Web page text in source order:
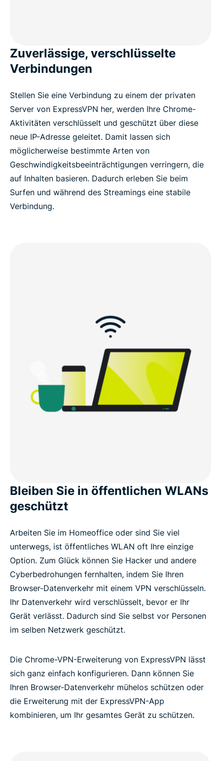
Zuverlässige, verschlüsselte
Verbindungen
Stellen Sie eine Verbindung zu einem der privaten
Server von ExpressVPN her, werden Ihre Chrome-
Aktivitäten verschlüsselt und geschützt über diese
neue IP-Adresse geleitet. Damit lassen sich
möglicherweise bestimmte Arten von
Geschwindigkeitsbeeinträchtigungen verringern, die
auf Inhalten basieren. Dadurch erleben Sie beim
Surfen und während des Streamings eine stabile
Verbindung.
Bleiben Sie in öffentlichen WLANs
geschützt
Arbeiten Sie im Homeoffice oder sind Sie viel
unterwegs, ist öffentliches WLAN oft Ihre einzige
Option. Zum Glück können Sie Hacker und andere
Cyberbedrohungen fernhalten, indem Sie Ihren
Browser-Datenverkehr mit einem VPN verschlüsseln.
Ihr Datenverkehr wird verschlüsselt, bevor er Ihr
Gerät verlässt. Dadurch sind Sie selbst vor Personen
im selben Netzwerk geschützt.
Die Chrome-VPN-Erweiterung von ExpressVPN lässt
sich ganz einfach konfigurieren. Dann können Sie
Ihren Browser-Datenverkehr mühelos schützen oder
die Erweiterung mit der ExpressVPN-App
kombinieren, um Ihr gesamtes Gerät zu schützen.